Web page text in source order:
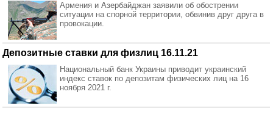
Армения и Азербайджан заявили об обострении
ситуации на спорной территории, обвинив друг друга в
провокации.
Депозитные ставки для физлиц 16.11.21
Национальный банк Украины приводит украинский
индекс ставок по депозитам физических лиц на 16
ноября 2021 г.